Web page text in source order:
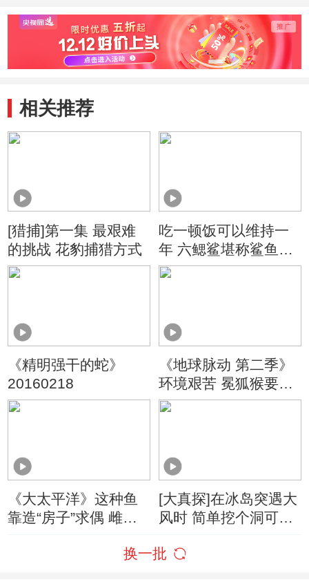
相关推荐
[猎捕]第一集 最艰难
的挑战 花豹捕猎方式
吃一顿饭可以维持一
年 六鳃鲨堪称鲨鱼界
懒散之最
《精明强干的蛇》
20160218
《地球脉动 第二季》
环境艰苦 冕狐猴要掌
握特殊的生活方式
《大太平洋》这种鱼
靠造“房子”求偶 雌性
[大真探]在冰岛突遇大
风时 简单挖个洞可躲
换一批